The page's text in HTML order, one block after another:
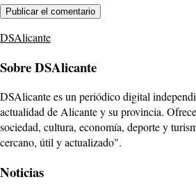
DSAlicante
Sobre DSAlicante
DSAlicante es un periódico digital
actualidad de Alicante y su provincia.
sociedad, cultura, economía, deporte y
cercano, útil y actualizado".
Noticias